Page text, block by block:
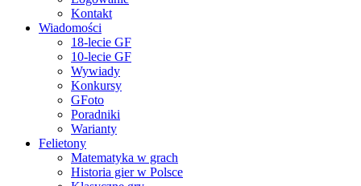
Kontakt
Wiadomości
18-lecie GF
10-lecie GF
Wywiady
Konkursy
GFoto
Poradniki
Warianty
Felietony
Matematyka w grach
Historia gier w Polsce